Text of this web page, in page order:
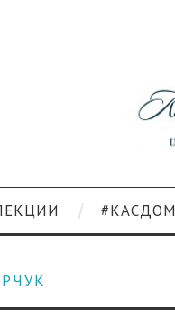
#КАСДОМ